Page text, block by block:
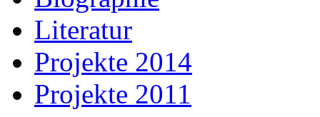
Literatur
Projekte 2014
Projekte 2011